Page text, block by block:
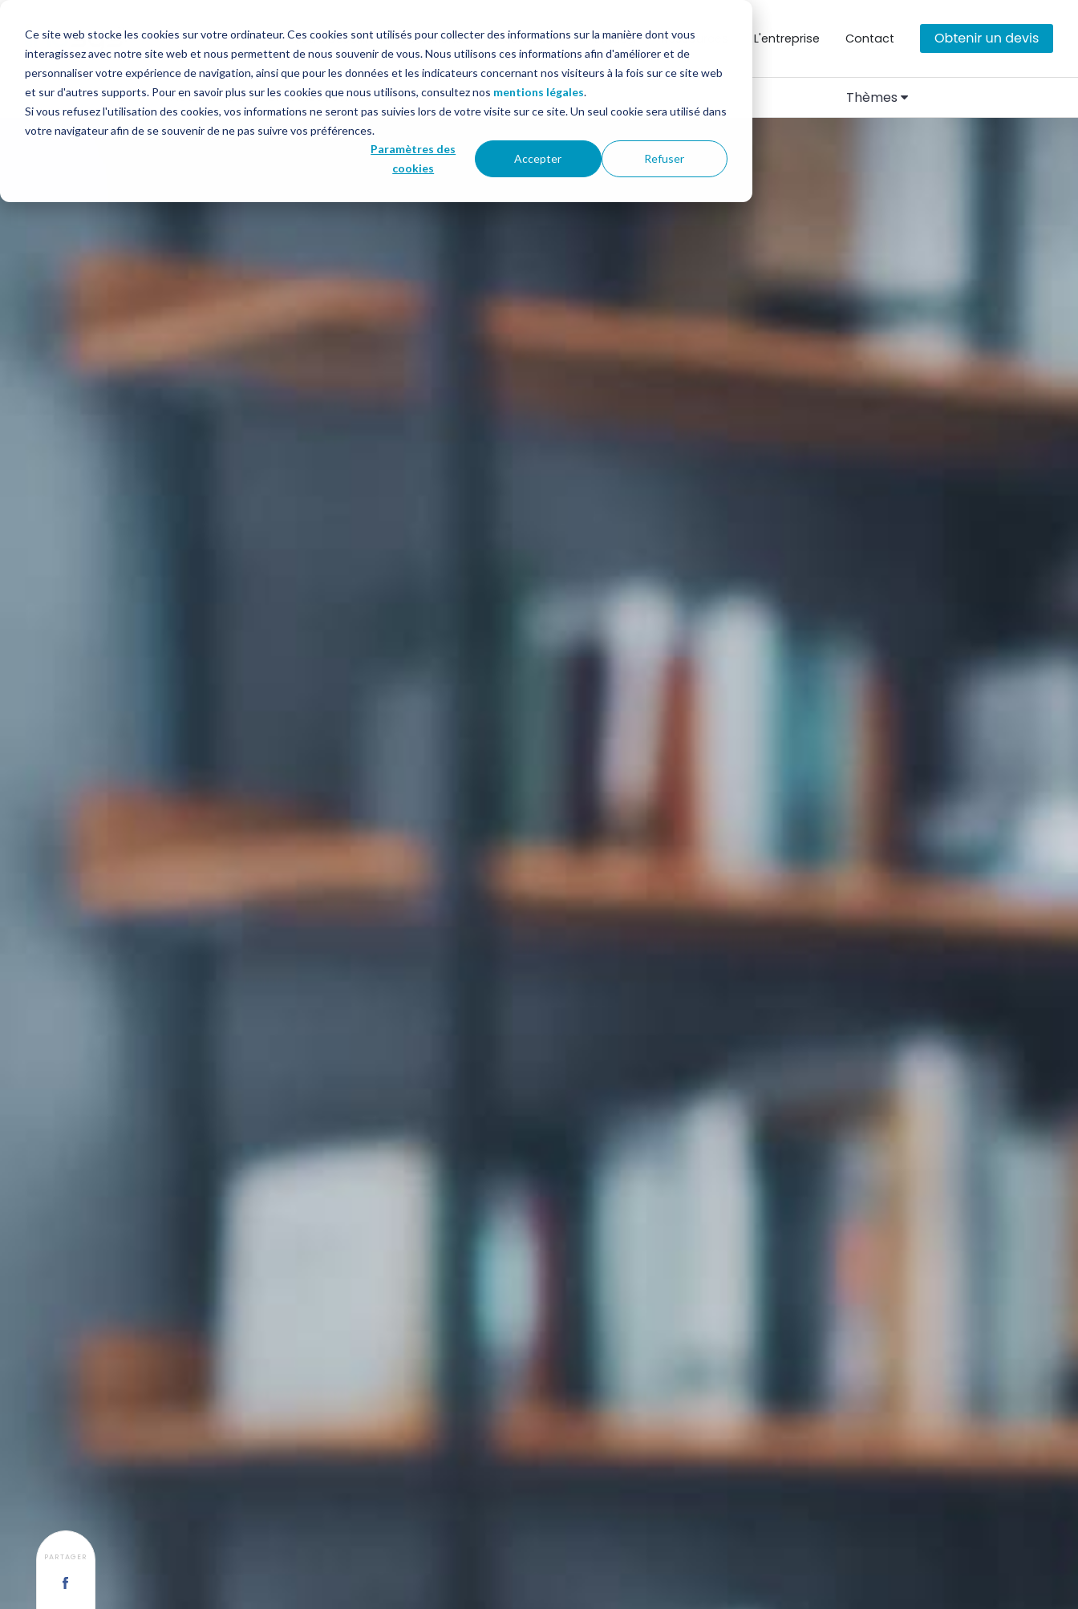
Ce site web stocke les cookies sur votre ordinateur. Ces cookies sont utilisés pour collecter des informations sur la manière dont vous
interagissez avec notre site web et nous permettent de nous souvenir de vous. Nous utilisons ces informations afin d'améliorer et de
personnaliser votre expérience de navigation, ainsi que pour les données et les indicateurs concernant nos visiteurs à la fois sur ce site web
et sur d'autres supports. Pour en savoir plus sur les cookies que nous utilisons, consultez nos mentions légales.
Si vous refusez l'utilisation des cookies, vos informations ne seront pas suivies lors de votre visite sur ce site. Un seul cookie sera utilisé dans
votre navigateur afin de se souvenir de ne pas suivre vos préférences.
Paramètres des
cookies
Accepter Refuser
Votre besoin Solutions Services Le blog Ressources L'entreprise Contact
Accueil»Blog»Digitalisation Thèmes
PARTAGER